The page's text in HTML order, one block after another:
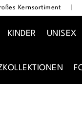
Kernsortiment
KINDER UNISEX